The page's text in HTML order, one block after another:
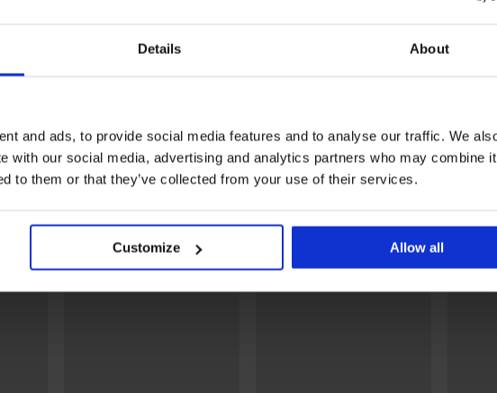
Details About
and ads, to provide social media features and to analyse our traffic. We
with our social media, advertising and analytics partners who may combine
to them or that they’ve collected from your use of their services.
Customize Allow all
Dámske bavlnené pyžamo
Jianna s krátkymi
nohavicami
23,09 €32,99 €
Dámske pyžamo Arleth s
krátkymi nohavicami
34,99 € 49,99 €
Bavlnené
krátke
Objavte podobné kúsky